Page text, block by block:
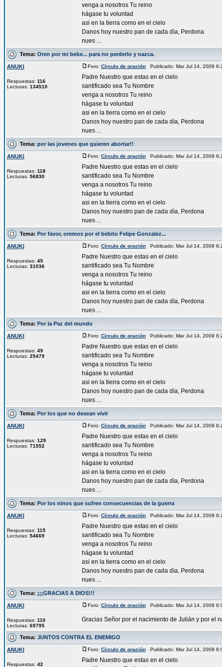
venga a nosotros Tu reino
hágase tu voluntad
asi en la tierra como en el cielo
Danos hoy nuestro pan de cada dìa, Perdona
nues ...
Tema: Oren por mi bebe... para no perderlo y nazca.
ANUKI
Respuestas: 116
Lecturas: 134510
Foro: Círculo de oración Publicado: Mar Jul 14, 2009
Padre Nuestro que estas en el cielo
santificado sea Tu Nombre
venga a nosotros Tu reino
hágase tu voluntad
asi en la tierra como en el cielo
Danos hoy nuestro pan de cada dìa, Perdona
nues ...
Tema: por las jovenes que quieren abortar!!
ANUKI
Respuestas: 118
Lecturas: 56830
Foro: Círculo de oración Publicado: Mar Jul 14, 2009
Padre Nuestro que estas en el cielo
santificado sea Tu Nombre
venga a nosotros Tu reino
hágase tu voluntad
asi en la tierra como en el cielo
Danos hoy nuestro pan de cada dìa, Perdona
nues ...
Tema: Por favor, oremos por el bebito Felipe Gonzalez...
ANUKI
Respuestas: 45
Lecturas: 31036
Foro: Círculo de oración Publicado: Mar Jul 14, 2009
Padre Nuestro que estas en el cielo
santificado sea Tu Nombre
venga a nosotros Tu reino
hágase tu voluntad
asi en la tierra como en el cielo
Danos hoy nuestro pan de cada dìa, Perdona
nues ...
Tema: Por la Paz del mundo
ANUKI
Respuestas: 49
Lecturas: 25479
Foro: Círculo de oración Publicado: Mar Jul 14, 2009
Padre Nuestro que estas en el cielo
santificado sea Tu Nombre
venga a nosotros Tu reino
hágase tu voluntad
asi en la tierra como en el cielo
Danos hoy nuestro pan de cada dìa, Perdona
nues ...
Tema: Por los que no desean vivir
ANUKI
Respuestas: 129
Lecturas: 71552
Foro: Círculo de oración Publicado: Mar Jul 14, 2009
Padre Nuestro que estas en el cielo
santificado sea Tu Nombre
venga a nosotros Tu reino
hágase tu voluntad
asi en la tierra como en el cielo
Danos hoy nuestro pan de cada dìa, Perdona
nues ...
Tema: Por los ninos que sufren consecuencias de la guerra
ANUKI
Respuestas: 115
Lecturas: 54669
Foro: Círculo de oración Publicado: Mar Jul 14, 2009
Padre Nuestro que estas en el cielo
santificado sea Tu Nombre
venga a nosotros Tu reino
hágase tu voluntad
asi en la tierra como en el cielo
Danos hoy nuestro pan de cada dìa, Perdona
nues ...
Tema: ¡¡¡GRACIAS A DIOS!!!
ANUKI
Respuestas: 110
Lecturas: 69795
Foro: Círculo de oración Publicado: Mar Jul 14, 2009
Gracias Señor por el nacimiento de Julián y por el
Tema: JUNTOS CONTRA EL ENEMIGO
ANUKI
Respuestas: 42
Foro: Círculo de oración Publicado: Mar Jul 14, 2009
Padre Nuestro que estas en el cielo